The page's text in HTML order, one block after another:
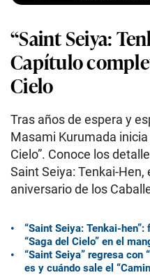
“Saint Seiya:
Capítulo
Cielo
Tras años de espera y
Masami Kurumada inicia
Cielo”. Conoce los
Saint Seiya: Tenkai-Hen,
aniversario de los
“Saint Seiya: Tenkai-
“Saga del Cielo” en el
“Saint Seiya” regresa con
es y cuándo sale el